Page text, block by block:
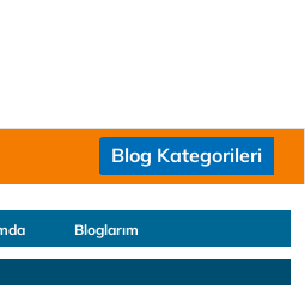
Blog Kategorileri
Bloglarım